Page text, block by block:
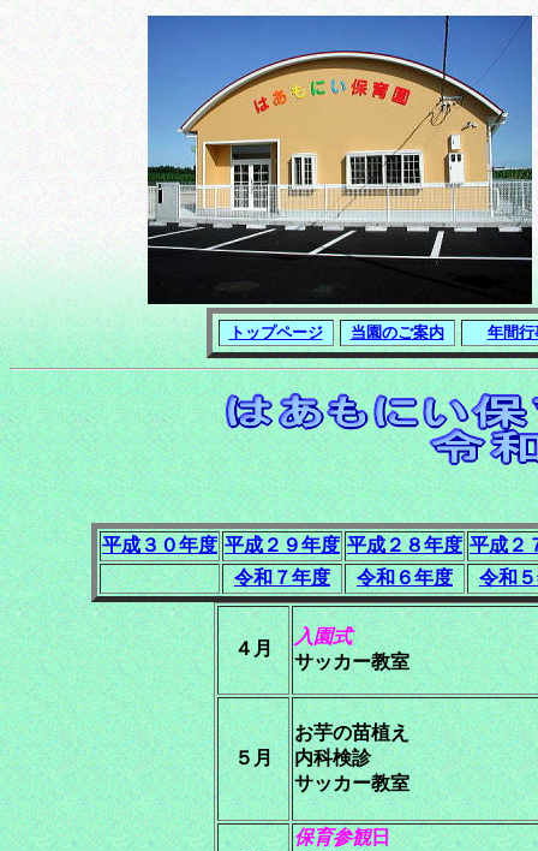
トップページ 当園のご案内 年間行
平成３０年度 平成２９年度 平成２８年度 平成２
令和７年度
令和６年度 令和
４月
入園式
サッカー教室
５月
お芋の苗植え
内科検診
サッカー教室
保育参観日